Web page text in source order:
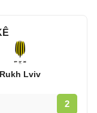
Rukh Lviv
2